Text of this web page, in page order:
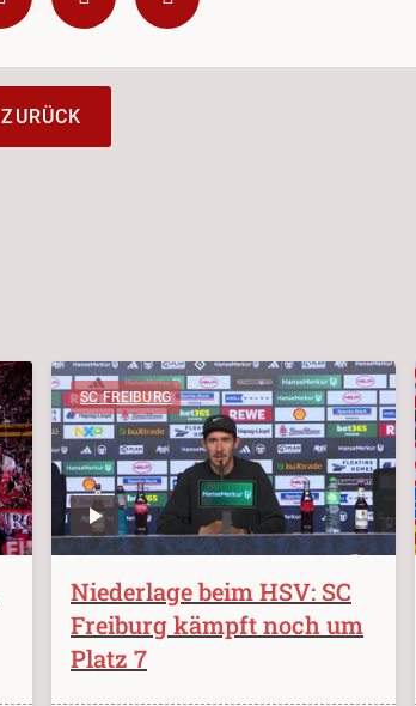
ZURÜCK
SC FREIBURG
Niederlage beim HSV: SC
Freiburg kämpft noch um
Platz 7